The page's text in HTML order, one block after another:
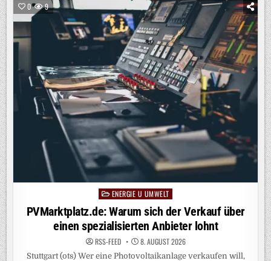
ERSCHEINUNGSBILD
DER
SOZIALDEMOKRATEN
„FRUSTRIERT
DIE
MENSCHEN“
0 9
PostedENERGIE U UMWELT
PVMarktplatz.de: Warum sich der Verkauf über
einen spezialisierten Anbieter lohnt
RSS-FEED 8. AUGUST 2026
Stuttgart (ots) Wer eine Photovoltaikanlage verkaufen will,